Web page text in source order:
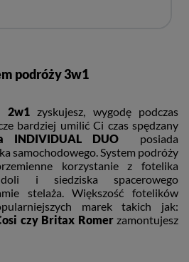
podróży 3w1
2w1 zyskujesz, wygodę podczas
bardziej umilić Ci czas spędzany
INDIVIDUAL DUO
posiada
samochodowego. System podróży
korzystanie z fotelika
i siedziska spacerowego
stelaża. Większość fotelików
marek takich jak:
czy Britax Romerzamontujesz